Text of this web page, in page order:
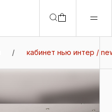
/ кабинет нью интер /